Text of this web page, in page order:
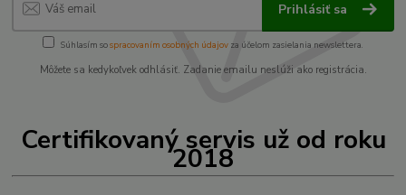
Prihlásiť sa
Súhlasím sospracovaním osobných údajov za účelom zasielania newslettera.
Môžete sa kedykoľvek odhlásiť. Zadanie emailu neslúži ako registrácia.
Certifikovaný servis už od roku
2018